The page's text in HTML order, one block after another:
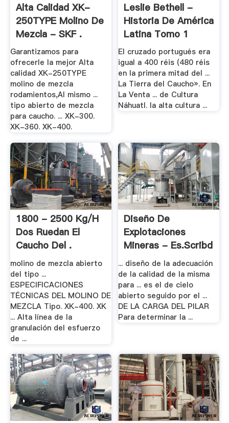
Alta Calidad XK-
250TYPE Molino De
Mezcla - SKF .
Garantizamos para
ofrecerle la mejor Alta
calidad XK-250TYPE
molino de mezcla
rodamientos,Al mismo ...
tipo abierto de mezcla
para caucho. ... XK-300.
XK-360. XK-400.
Leslie Bethell -
Historia De América
Latina Tomo 1
El cruzado portugués era
igual a 400 réis (480 réis
en la primera mitad del ...
La Tierra del Caucho». En
La Venta ... de Cultura
Náhuatl. la alta cultura ...
1800 - 2500 Kg/h
Dos Ruedan El
Caucho Del .
molino de mezcla abierto
del tipo ...
ESPECIFICACIONES
TÉCNICAS DEL MOLINO DE
MEZCLA Tipo. XK-400. XK
... Alta línea de la
granulación del esfuerzo
de ...
Diseño De
Explotaciones
Mineras - Es.scribd
... diseño de la adecuación
de la calidad de la misma
para ... es el de cielo
abierto seguido por el ...
DE LA CARGA DEL PILAR
Para determinar la ...